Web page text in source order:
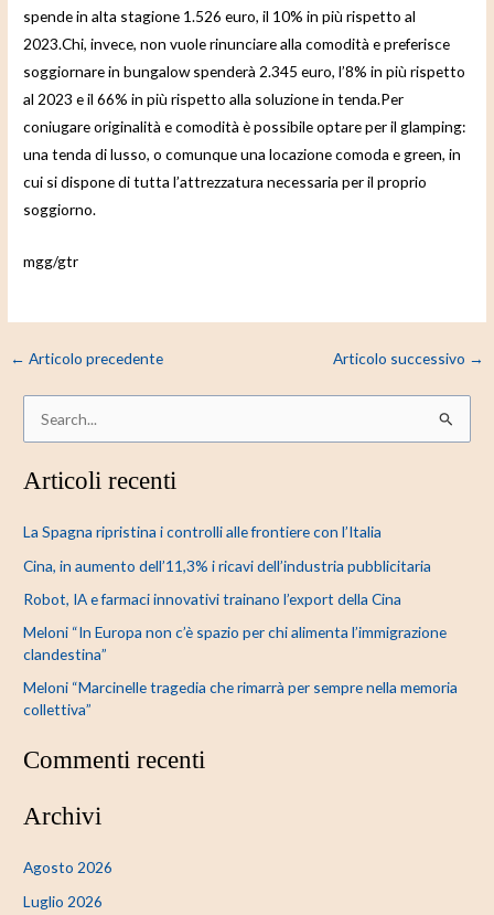
spende in alta stagione 1.526 euro, il 10% in più rispetto al
2023.Chi, invece, non vuole rinunciare alla comodità e preferisce
soggiornare in bungalow spenderà 2.345 euro, l’8% in più rispetto
al 2023 e il 66% in più rispetto alla soluzione in tenda.Per
coniugare originalità e comodità è possibile optare per il glamping:
una tenda di lusso, o comunque una locazione comoda e green, in
cui si dispone di tutta l’attrezzatura necessaria per il proprio
soggiorno.
mgg/gtr
← Articolo precedente Articolo successivo →
r
a
:
Articoli recenti
La Spagna ripristina i controlli alle frontiere con l’Italia
Cina, in aumento dell’11,3% i ricavi dell’industria pubblicitaria
Robot, IA e farmaci innovativi trainano l’export della Cina
Meloni “In Europa non c’è spazio per chi alimenta l’immigrazione
clandestina”
Meloni “Marcinelle tragedia che rimarrà per sempre nella memoria
collettiva”
Commenti recenti
Archivi
Agosto 2026
Luglio 2026